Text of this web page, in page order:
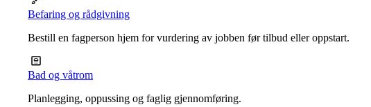
Befaring og rådgivning
Bestill en fagperson hjem for vurdering av jobben før tilbud eller oppstart.
Bad og våtrom
Planlegging, oppussing og faglig gjennomføring.